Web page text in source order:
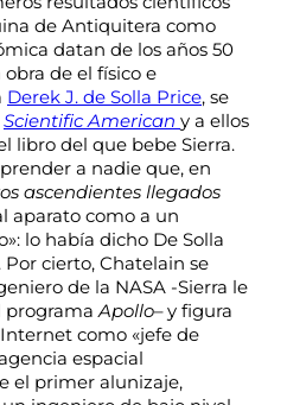
de Antiquitera como
datan de los años 50
de el físico e
Derek J. de Solla Price, se
Scientific American y a ellos
libro del que bebe Sierra.
a nadie que, en
ascendientes llegados
aparato como a un
lo había dicho De Solla
cierto, Chatelain se
de la NASA -Sierra le
programaApollo– y figura
como «jefe de
espacial
el primer alunizaje,